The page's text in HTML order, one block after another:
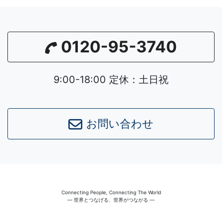
0120-95-3740
9:00-18:00 定休：土日祝
お問い合わせ
Connecting People, Connecting The World
― 世界とつなげる、世界がつながる ―